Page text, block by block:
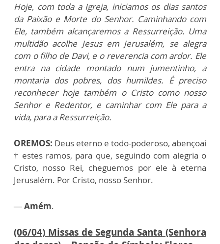
Hoje, com toda a Igreja, iniciamos os dias santos
da Paixão e Morte do Senhor. Caminhando com
Ele, também alcançaremos a Ressurreição. Uma
multidão acolhe Jesus em Jerusalém, se alegra
com o filho de Davi, e o reverencia com ardor. Ele
entra na cidade montado num jumentinho, a
montaria dos pobres, dos humildes. É preciso
reconhecer hoje também o Cristo como nosso
Senhor e Redentor, e caminhar com Ele para a
vida, para a Ressurreição.
OREMOS: Deus eterno e todo-poderoso, abençoai
† estes ramos, para que, seguindo com alegria o
Cristo, nosso Rei, cheguemos por ele à eterna
Jerusalém. Por Cristo, nosso Senhor.
— Amém.
(06/04) Missas de Segunda Santa (Senhora